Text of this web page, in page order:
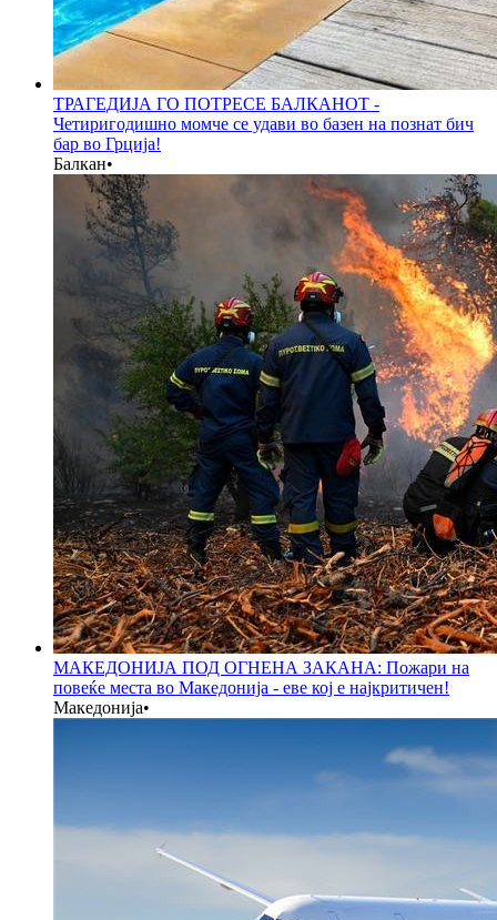
ТРАГЕДИЈА ГО ПОТРЕСЕ БАЛКАНОТ -
Четиригодишно момче се удави во базен на познат бич
бар во Грција!
Балкан•
МАКЕДОНИЈА ПОД ОГНЕНА ЗАКАНА: Пожари на
повеќе места во Македонија - еве кој е најкритичен!
Македонија•